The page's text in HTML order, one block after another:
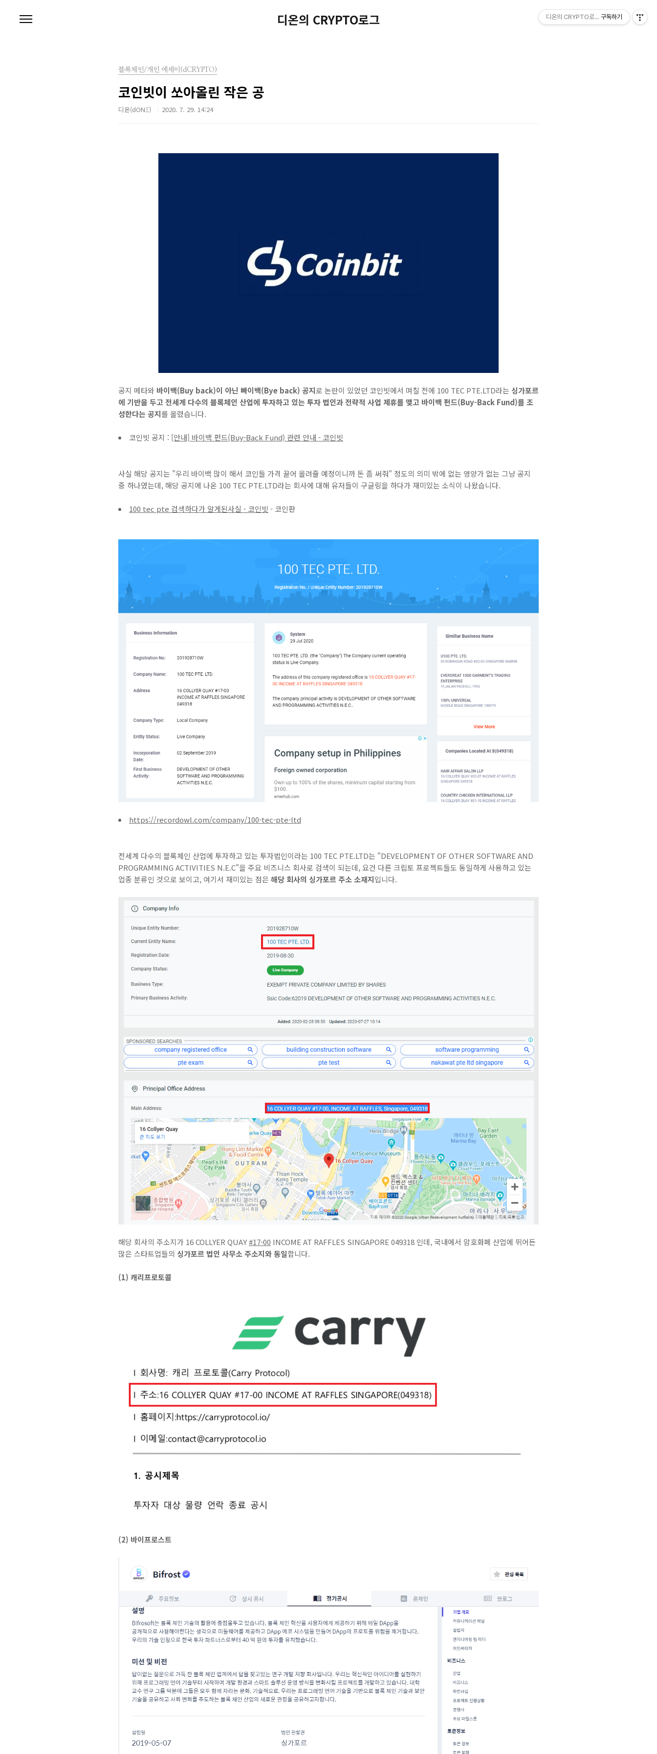
디온의 CRYPTO로그
블록체인/개인 에세이(dCRYPTO)
코인빗이 쏘아올린 작은 공
디온(dONΞ) 2020. 7. 29. 14:24
공지 메타와 바이백(Buy back)이 아닌 빠이백(Bye back) 공지로 논란이 있었던 코인빗에서 며칠 전에 100 TEC PTE.LTD라는 싱가포르
에 기반을 두고 전세계 다수의 블록체인 산업에 투자하고 있는 투자 법인과 전략적 사업 제휴를 맺고 바이백 펀드(Buy-Back Fund)를 조
성한다는 공지를 올렸습니다.
코인빗 공지 : [안내] 바이백 펀드(Buy-Back Fund) 관련 안내 - 코인빗
사실 해당 공지는 "우리 바이백 많이 해서 코인들 가격 끌어 올려줄 예정이니까 돈 좀 써줘" 정도의 의미 밖에 없는 영양가 없는 그냥 공지
중 하나였는데, 해당 공지에 나온 100 TEC PTE.LTD라는 회사에 대해 유저들이 구글링을 하다가 재미있는 소식이 나왔습니다.
100 tec pte 검색하다가 알게된사실 - 코인빗 - 코인판
https://recordowl.com/company/100-tec-pte-ltd
전세계 다수의 블록체인 산업에 투자하고 있는 투자법인이라는 100 TEC PTE.LTD는 "DEVELOPMENT OF OTHER SOFTWARE AND
PROGRAMMING ACTIVITIES N.E.C"을 주요 비즈니스 회사로 검색이 되는데, 요건 다른 크립토 프로젝트들도 동일하게 사용하고 있는
업종 분류인 것으로 보이고, 여기서 재미있는 점은 해당 회사의 싱가포르 주소 소재지입니다.
해당 회사의 주소지가 16 COLLYER QUAY#17-00 INCOME AT RAFFLES SINGAPORE 049318 인데, 국내에서 암호화폐 산업에 뛰어든
많은 스타트업들의 싱가포르 법인 사무소 주소지와 동일합니다.
(1) 캐리프로토콜
(2) 바이프로스트
디온의 CRYPTO로그 구독하기